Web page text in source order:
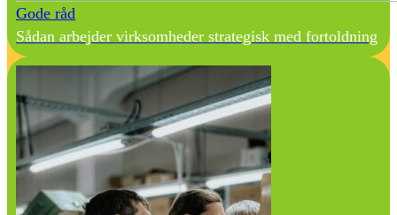
Gode råd
Sådan arbejder virksomheder strategisk med fortoldning